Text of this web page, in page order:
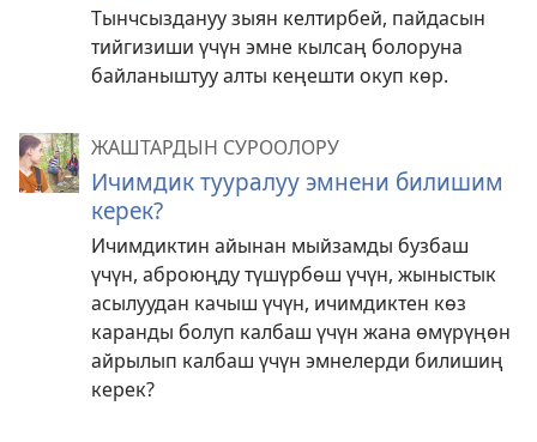
Тынчсыздануу зыян келтирбей, пайдасын
тийгизиши үчүн эмне кылсаң болоруна
байланыштуу алты кеңешти окуп көр.
ЖАШТАРДЫН СУРООЛОРУ
Ичимдик тууралуу эмнени билишим
керек?
Ичимдиктин айынан мыйзамды бузбаш
үчүн, аброюңду түшүрбөш үчүн, жыныстык
асылуудан качыш үчүн, ичимдиктен көз
каранды болуп калбаш үчүн жана өмүрүңөн
айрылып калбаш үчүн эмнелерди билишиң
керек?